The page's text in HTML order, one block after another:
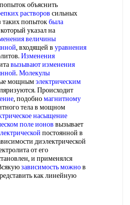
объяснить
растворов сильных
таких попытокбыла
указал на
величины
, входящей в уравнения
Изменения
вызывают изменения
. Молекулы
мощнымэлектрическим
Происходит
, подобномагнитному
тела в мощном
насыщение
поле ионов вызывает
постоянной в
диэлектрической
от его
и применялся
зависимость можнов
как линейную